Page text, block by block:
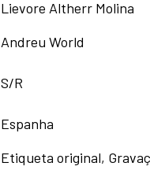
Lievore Altherr Molina
Andreu World
S/R
Espanha
Etiqueta original,